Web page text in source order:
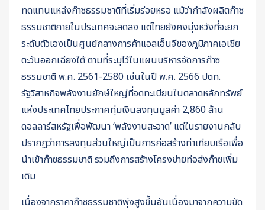
ทดแทนแหล่งก๊าซธรรมชาติที่เริ่มร่อยหรอ แม้ว่ากำลังผลิตก๊าซ
ธรรมชาติภายในประเทศจะลดลง แต่ไทยยังคงมุ่งหวังที่จะยก
ระดับตัวเองเป็นศูนย์กลางการค้าแอลเอ็นจีของภูมิภาคเอเชีย
ตะวันออกเฉียงใต้ ตามที่ระบุไว้ในแผนบริหารจัดการก๊าซ
ธรรมชาติ พ.ศ. 2561-2580 เช่นในปี พ.ศ. 2566 ปตท.
รัฐวิสาหกิจพลังงานยักษ์ใหญ่ที่จดทะเบียนในตลาดหลักทรัพย์
แห่งประเทศไทยประกาศทุ่มเงินลงทุนมูลค่า 2,860 ล้าน
ดอลลาร์สหรัฐเพื่อพัฒนา ‘พลังงานสะอาด’ แต่ในรายงานกลับ
ปรากฏว่าการลงทุนส่วนใหญ่เป็นการก่อสร้างท่าเทียบเรือเพื่อ
นำเข้าก๊าซธรรมชาติ รวมถึงการสร้างโครงข่ายท่อส่งก๊าซเพิ่ม
เติม
เนื่องจากราคาก๊าซธรรมชาติพุ่งสูงขึ้นอันเนื่องมาจากความขัด